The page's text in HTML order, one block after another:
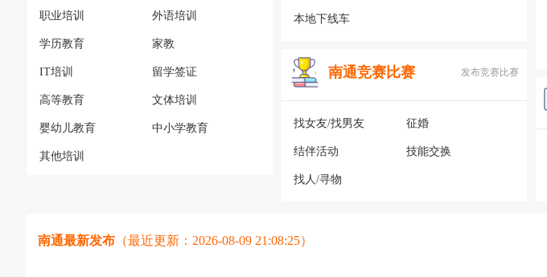
职业培训 外语培训
学历教育 家教
IT培训 留学签证
高等教育 文体培训
婴幼儿教育 中小学教育
其他培训
本地下线车
南通竞赛比赛 发布竞赛比赛
找女友/找男友 征婚
结伴活动 技能交换
找人/寻物
南通最新发布 （最近更新：2026-08-09 21:08:25）